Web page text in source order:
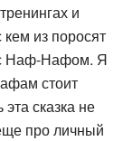
и
из поросят
Наф-Нафом. Я
стоит
сказка не
про личный